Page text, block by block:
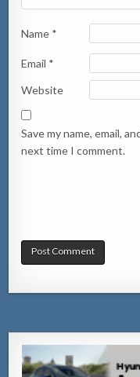
Name *
Email *
Website
Save my name, email,
next time I comment.